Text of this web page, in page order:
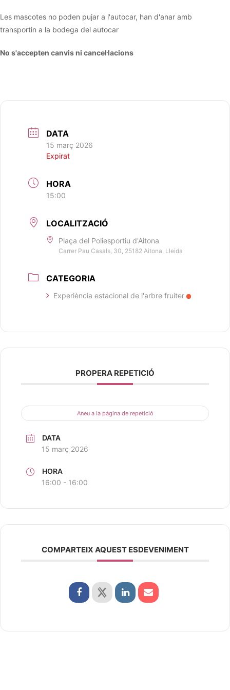
Les mascotes no poden pujar a l'autocar, han d'anar amb
transportin a la bodega del autocar
No s'accepten canvis ni cancel·lacions
DATA
15 març 2026
Expirat
HORA
15:00
LOCALITZACIÓ
Plaça del Poliesportiu d'Aitona
Carrer Pau Casals, 30, 25182 Aitona, Lleida
CATEGORIA
Experiència estacional de l'arbre fruiter
PROPERA REPETICIÓ
Aneu a la pàgina de repetició
DATA
15 març 2026
HORA
16:00 - 16:00
COMPARTEIX AQUEST ESDEVENIMENT